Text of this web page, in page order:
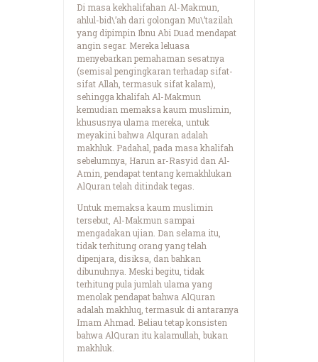
Di masa kekhalifahan Al-Makmun,
ahlul-bid\’ah dari golongan Mu\’tazilah
yang dipimpin Ibnu Abi Duad mendapat
angin segar. Mereka leluasa
menyebarkan pemahaman sesatnya
(semisal pengingkaran terhadap sifat-
sifat Allah, termasuk sifat kalam),
sehingga khalifah Al-Makmun
kemudian memaksa kaum muslimin,
khususnya ulama mereka, untuk
meyakini bahwa Alquran adalah
makhluk. Padahal, pada masa khalifah
sebelumnya, Harun ar-Rasyid dan Al-
Amin, pendapat tentang kemakhlukan
AlQuran telah ditindak tegas.
Untuk memaksa kaum muslimin
tersebut, Al-Makmun sampai
mengadakan ujian. Dan selama itu,
tidak terhitung orang yang telah
dipenjara, disiksa, dan bahkan
dibunuhnya. Meski begitu, tidak
terhitung pula jumlah ulama yang
menolak pendapat bahwa AlQuran
adalah makhluq, termasuk di antaranya
Imam Ahmad. Beliau tetap konsisten
bahwa AlQuran itu kalamullah, bukan
makhluk.